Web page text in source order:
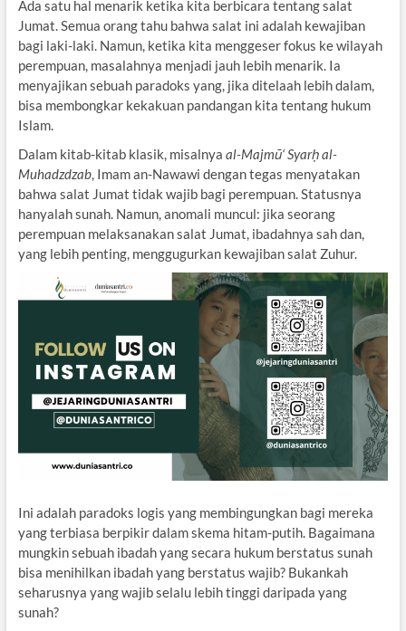
Ada satu hal menarik ketika kita berbicara tentang salat
Jumat. Semua orang tahu bahwa salat ini adalah kewajiban
bagi laki-laki. Namun, ketika kita menggeser fokus ke wilayah
perempuan, masalahnya menjadi jauh lebih menarik. Ia
menyajikan sebuah paradoks yang, jika ditelaah lebih dalam,
bisa membongkar kekakuan pandangan kita tentang hukum
Islam.
Dalam kitab-kitab klasik, misalnya al-Majmū‘ Syarḥ al-
Muhadzdzab, Imam an-Nawawi dengan tegas menyatakan
bahwa salat Jumat tidak wajib bagi perempuan. Statusnya
hanyalah sunah. Namun, anomali muncul: jika seorang
perempuan melaksanakan salat Jumat, ibadahnya sah dan,
yang lebih penting, menggugurkan kewajiban salat Zuhur.
Ini adalah paradoks logis yang membingungkan bagi mereka
yang terbiasa berpikir dalam skema hitam-putih. Bagaimana
mungkin sebuah ibadah yang secara hukum berstatus sunah
bisa menihilkan ibadah yang berstatus wajib? Bukankah
seharusnya yang wajib selalu lebih tinggi daripada yang
sunah?